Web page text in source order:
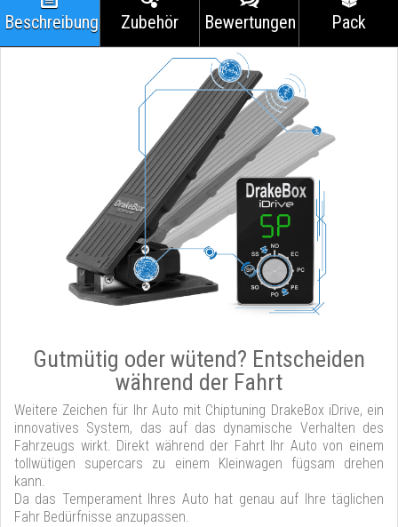
Beschreibung Zubehör Bewertungen Pack
Gutmütig oder wütend? Entscheiden
während der Fahrt
Weitere Zeichen für Ihr Auto mit Chiptuning DrakeBox iDrive, ein
innovatives System, das auf das dynamische Verhalten des
Fahrzeugs wirkt. Direkt während der Fahrt Ihr Auto von einem
tollwütigen supercars zu einem Kleinwagen fügsam drehen
kann.
Da das Temperament Ihres Auto hat genau auf Ihre täglichen
Fahr Bedürfnisse anzupassen.